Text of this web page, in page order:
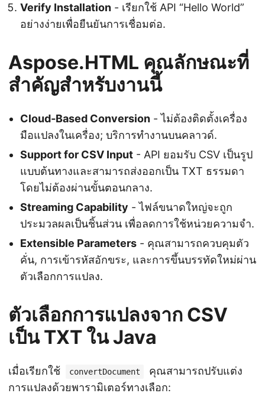
Verify Installation - เรียกใช้ API “Hello World”
อย่างง่ายเพื่อยืนยันการเชื่อมต่อ.
Aspose.HTML คุณลักษณะที่
สำคัญสำหรับงานนี้
Cloud‑Based Conversion - ไม่ต้องติดตั้งเครื่อง
มือแปลงในเครื่อง; บริการทำงานบนคลาวด์.
Support for CSV Input - API ยอมรับ CSV เป็นรูป
แบบต้นทางและสามารถส่งออกเป็น TXT ธรรมดา
โดยไม่ต้องผ่านขั้นตอนกลาง.
Streaming Capability - ไฟล์ขนาดใหญ่จะถูก
ประมวลผลเป็นชิ้นส่วน เพื่อลดการใช้หน่วยความจำ.
Extensible Parameters - คุณสามารถควบคุมตัว
คั่น, การเข้ารหัสอักขระ, และการขึ้นบรรทัดใหม่ผ่าน
ตัวเลือกการแปลง.
ตัวเลือกการแปลงจาก CSV
เป็น TXT ใน Java
เมื่อเรียกใช้ convertDocument
คุณสามารถปรับแต่ง
การแปลงด้วยพารามิเตอร์ทางเลือก: